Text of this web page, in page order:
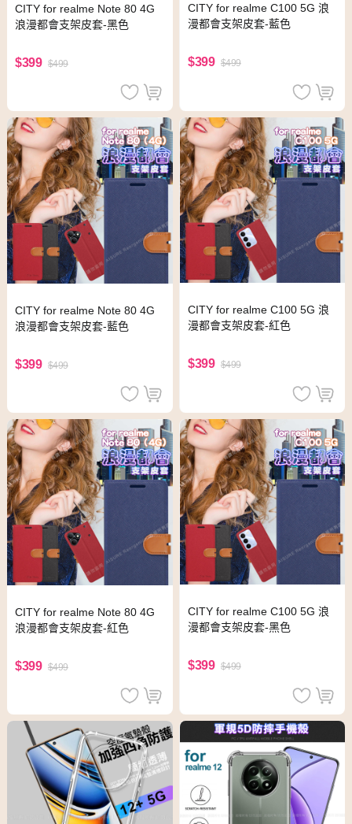
CITY for realme Note 80 4G
浪漫都會支架皮套-黑色
$399 $499
CITY for realme C100 5G 浪
漫都會支架皮套-藍色
$399 $499
CITY for realme Note 80 4G
浪漫都會支架皮套-藍色
$399 $499
CITY for realme C100 5G 浪
漫都會支架皮套-紅色
$399 $499
CITY for realme Note 80 4G
浪漫都會支架皮套-紅色
$399 $499
CITY for realme C100 5G 浪
漫都會支架皮套-黑色
$399 $499